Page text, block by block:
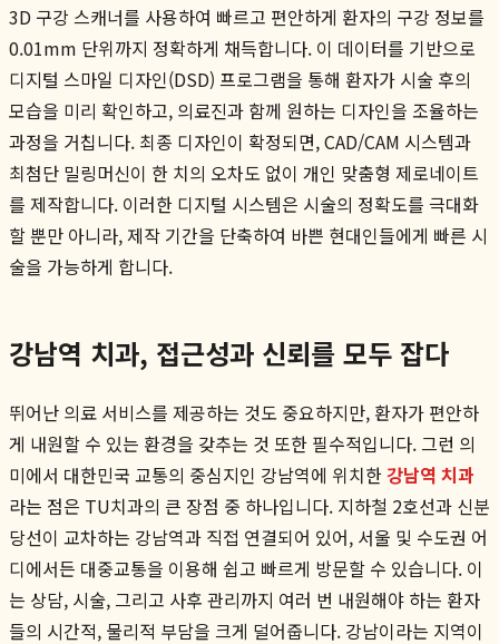
3D 구강 스캐너를 사용하여 빠르고 편안하게 환자의 구강 정보를
0.01mm 단위까지 정확하게 채득합니다. 이 데이터를 기반으로
디지털 스마일 디자인(DSD) 프로그램을 통해 환자가 시술 후의
모습을 미리 확인하고, 의료진과 함께 원하는 디자인을 조율하는
과정을 거칩니다. 최종 디자인이 확정되면, CAD/CAM 시스템과
최첨단 밀링머신이 한 치의 오차도 없이 개인 맞춤형 제로네이트
를 제작합니다. 이러한 디지털 시스템은 시술의 정확도를 극대화
할 뿐만 아니라, 제작 기간을 단축하여 바쁜 현대인들에게 빠른 시
술을 가능하게 합니다.
강남역 치과, 접근성과 신뢰를 모두 잡다
뛰어난 의료 서비스를 제공하는 것도 중요하지만, 환자가 편안하
게 내원할 수 있는 환경을 갖추는 것 또한 필수적입니다. 그런 의
미에서 대한민국 교통의 중심지인 강남역에 위치한강남역 치과
라는 점은 TU치과의 큰 장점 중 하나입니다. 지하철 2호선과 신분
당선이 교차하는 강남역과 직접 연결되어 있어, 서울 및 수도권 어
디에서든 대중교통을 이용해 쉽고 빠르게 방문할 수 있습니다. 이
는 상담, 시술, 그리고 사후 관리까지 여러 번 내원해야 하는 환자
들의 시간적, 물리적 부담을 크게 덜어줍니다. 강남이라는 지역이